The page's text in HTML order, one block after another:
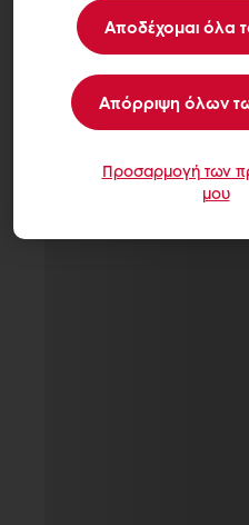
Αποδέχομαι όλα
Aπόρριψη όλων
Προσαρμογή των
μου